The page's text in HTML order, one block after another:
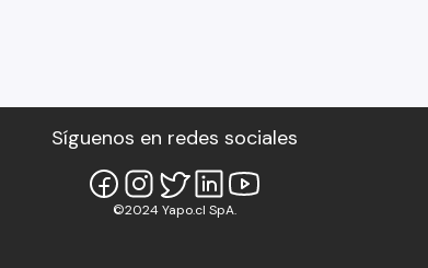
Síguenos en redes sociales
©2024 Yapo.cl SpA.